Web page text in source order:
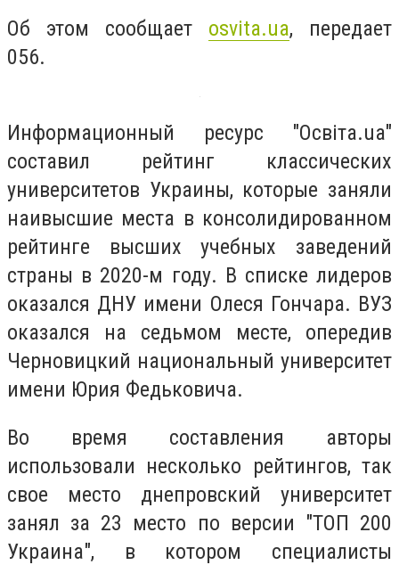
Об этом сообщает osvita.ua, передает
056.
Информационный ресурс "Освіта.ua"
составил рейтинг классических
университетов Украины, которые заняли
наивысшие места в консолидированном
рейтинге высших учебных заведений
страны в 2020-м году. В списке лидеров
оказался ДНУ имени Олеся Гончара. ВУЗ
оказался на седьмом месте, опередив
Черновицкий национальный университет
имени Юрия Федьковича.
Во время составления авторы
использовали несколько рейтингов, так
свое место днепровский университет
занял за 23 место по версии "ТОП 200
Украина", в котором специалисты